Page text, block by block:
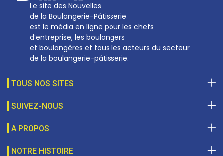
Le site des Nouvelles
de la Boulangerie-Pâtisserie
est le média en ligne pour les chefs
d’entreprise, les boulangers
et boulangères et tous les acteurs du secteur
de la boulangerie-pâtisserie.
TOUS NOS SITES
SUIVEZ-NOUS
A PROPOS
NOTRE HISTOIRE